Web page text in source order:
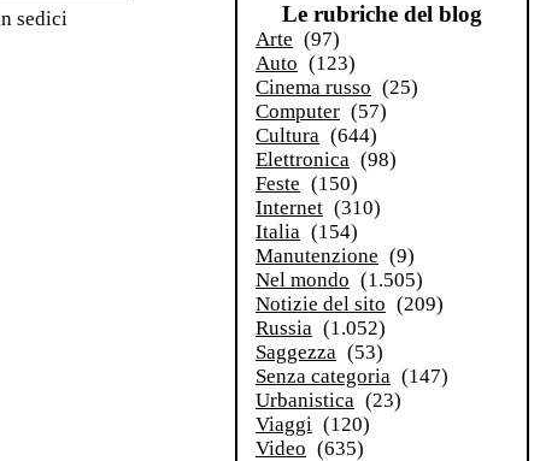
sedici
Le rubriche del blog
Arte (97)
Auto (123)
Cinema russo (25)
Computer (57)
Cultura (644)
Elettronica (98)
Feste (150)
Internet (310)
Italia (154)
Manutenzione (9)
Nel mondo (1.505)
Notizie del sito (209)
Russia (1.052)
Saggezza (53)
Senza categoria (147)
Urbanistica (23)
Viaggi (120)
Video (635)